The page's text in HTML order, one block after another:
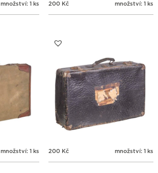
množství: 1 ks 200 Kč množství: 1 ks
množství: 1 ks 200 Kč množství: 1 ks